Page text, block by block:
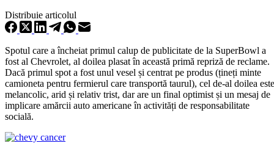
Distribuie articolul
Spotul care a încheiat primul calup de publicitate de la SuperBowl a
fost al Chevrolet, al doilea plasat în această primă repriză de reclame.
Dacă primul spot a fost unul vesel și centrat pe produs (țineți minte
camioneta pentru fermierul care transportă taurul), cel de-al doilea este
melancolic, arid și relativ trist, dar are un final optimist și un mesaj de
implicare amărcii auto americane în activități de responsabilitate
socială.